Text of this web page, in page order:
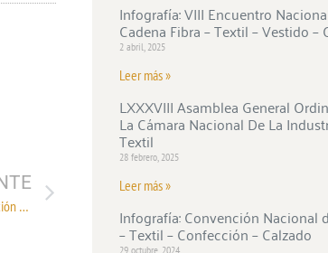
Infografía: Convención Nacional de Fibra – Textil – Confección – Calzado
Infografía: VIII Encuentro
Cadena Fibra – Textil – Vestido –
2 abril, 2025
Leer más »
LXXXVIII Asamblea General
La Cámara Nacional De La
Textil
28 febrero, 2025
Leer más »
Infografía: Convención Nacional
– Textil – Confección – Calzado
29 octubre, 2024